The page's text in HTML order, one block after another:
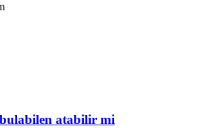
atabilir mi